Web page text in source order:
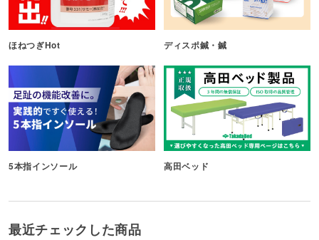
ほねつぎHot ディスポ鍼・鍼
5本指インソール 高田ベッド
最近チェックした商品